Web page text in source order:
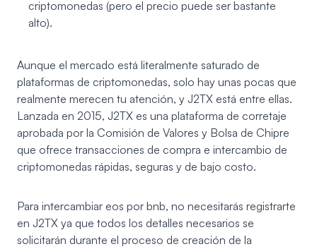
criptomonedas (pero el precio puede ser bastante
alto).
Aunque el mercado está literalmente saturado de
plataformas de criptomonedas, solo hay unas pocas que
realmente merecen tu atención, y J2TX está entre ellas.
Lanzada en 2015, J2TX es una plataforma de corretaje
aprobada por la Comisión de Valores y Bolsa de Chipre
que ofrece transacciones de compra e intercambio de
criptomonedas rápidas, seguras y de bajo costo.
Para intercambiar eos por bnb, no necesitarás registrarte
en J2TX ya que todos los detalles necesarios se
solicitarán durante el proceso de creación de la